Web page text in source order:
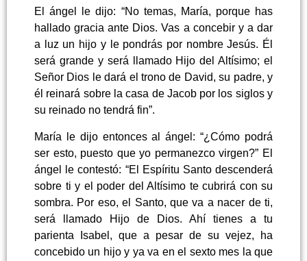
El ángel le dijo: “No temas, María, porque has
hallado gracia ante Dios. Vas a concebir y a dar
a luz un hijo y le pondrás por nombre Jesús. Él
será grande y será llamado Hijo del Altísimo; el
Señor Dios le dará el trono de David, su padre, y
él reinará sobre la casa de Jacob por los siglos y
su reinado no tendrá fin”.
María le dijo entonces al ángel: “¿Cómo podrá
ser esto, puesto que yo permanezco virgen?” El
ángel le contestó: “El Espíritu Santo descenderá
sobre ti y el poder del Altísimo te cubrirá con su
sombra. Por eso, el Santo, que va a nacer de ti,
será llamado Hijo de Dios. Ahí tienes a tu
parienta Isabel, que a pesar de su vejez, ha
concebido un hijo y ya va en el sexto mes la que